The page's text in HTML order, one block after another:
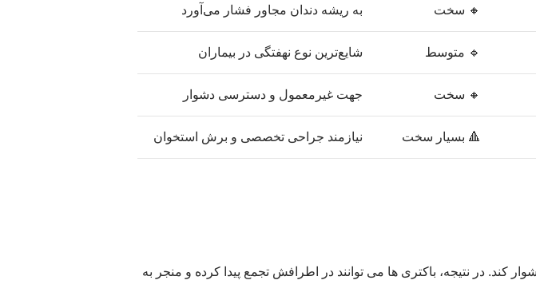
🔸 سخت به ریشه دندان مجاور فشار می‌آورد
🔹 متوسط شایع‌ترین نوع نهفتگی در بیماران
🔸 سخت جهت غیرمعمول و دسترسی دشوار
🔺 بسیار سخت نیازمند جراحی تخصصی و برش استخوان
کند. در نتیجه، باکتری ها می توانند در اطرافش تجمع پیدا کرده و منجر به